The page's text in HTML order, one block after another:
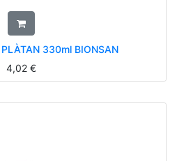
PLÀTAN 330ml BIONSAN
4,02€